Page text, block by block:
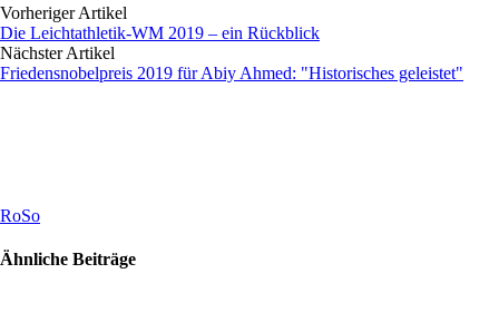
Vorheriger Artikel
Die Leichtathletik-WM 2019 – ein Rückblick
Nächster Artikel
Friedensnobelpreis 2019 für Abiy Ahmed: "Historisches geleistet"
RoSo
Ähnliche Beiträge